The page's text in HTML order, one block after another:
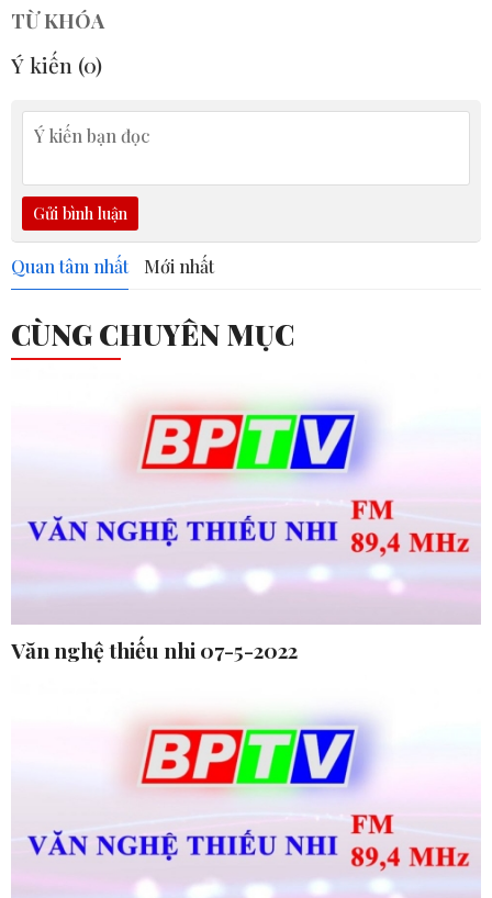
TỪ KHÓA
Ý kiến (0)
Gửi bình luận
Quan tâm nhất Mới nhất
CÙNG CHUYÊN MỤC
Văn nghệ thiếu nhi 07-5-2022